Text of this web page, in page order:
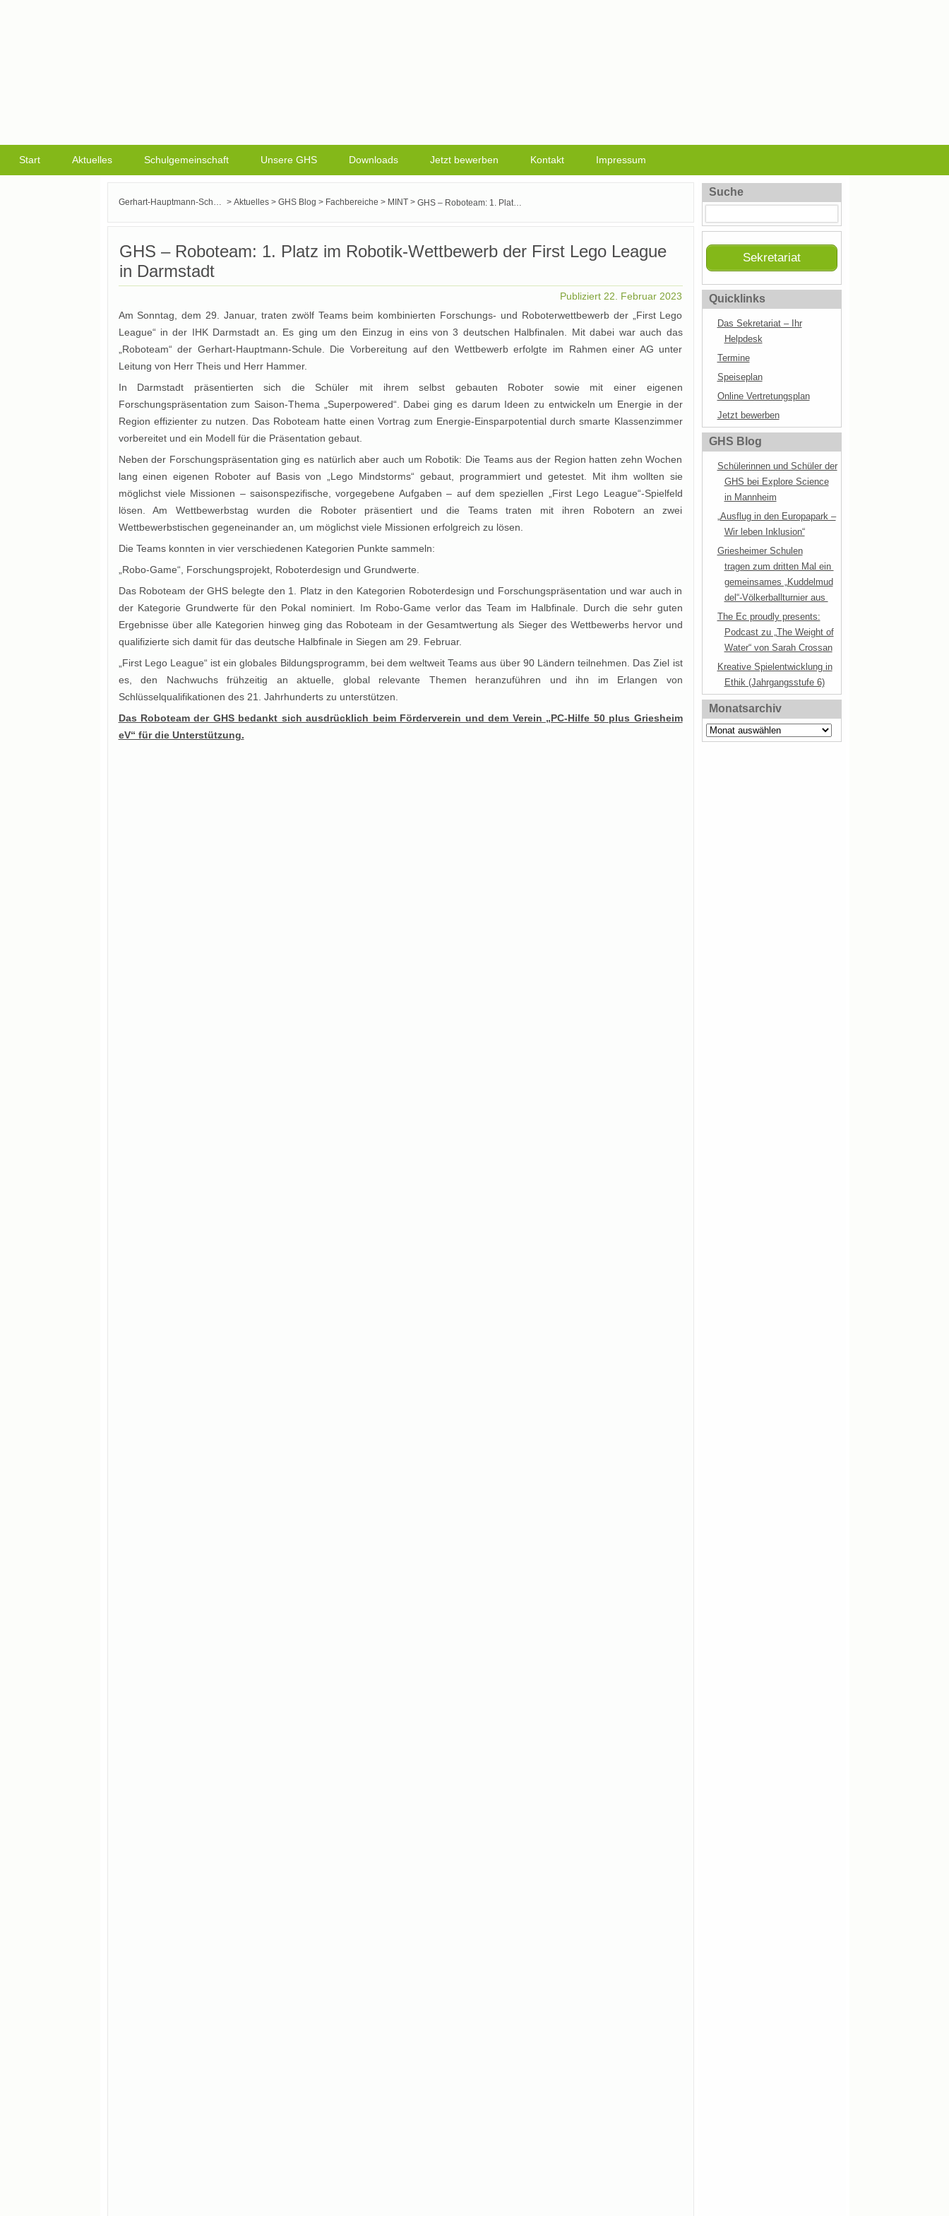
Start Aktuelles Schulgemeinschaft Unsere GHS Downloads Jetzt bewerben Kontakt Impressum
Gerhart-Hauptmann-Schule Griesheim > Aktuelles> GHS Blog > Fachbereiche > MINT> GHS – Roboteam: 1. Platz im Robotik-Wettbewerb der First Lego League in Darmstadt
GHS – Roboteam: 1. Platz im Robotik-Wettbewerb der First Lego League
in Darmstadt
Publiziert 22. Februar 2023
Am Sonntag, dem 29. Januar, traten zwölf Teams beim kombinierten Forschungs- und Roboterwettbewerb der „First Lego
League“ in der IHK Darmstadt an. Es ging um den Einzug in eins von 3 deutschen Halbfinalen. Mit dabei war auch das
„Roboteam“ der Gerhart-Hauptmann-Schule. Die Vorbereitung auf den Wettbewerb erfolgte im Rahmen einer AG unter
Leitung von Herr Theis und Herr Hammer.
In Darmstadt präsentierten sich die Schüler mit ihrem selbst gebauten Roboter sowie mit einer eigenen
Forschungspräsentation zum Saison-Thema „Superpowered“. Dabei ging es darum Ideen zu entwickeln um Energie in der
Region effizienter zu nutzen. Das Roboteam hatte einen Vortrag zum Energie-Einsparpotential durch smarte Klassenzimmer
vorbereitet und ein Modell für die Präsentation gebaut.
Neben der Forschungspräsentation ging es natürlich aber auch um Robotik: Die Teams aus der Region hatten zehn Wochen
lang einen eigenen Roboter auf Basis von „Lego Mindstorms“ gebaut, programmiert und getestet. Mit ihm wollten sie
möglichst viele Missionen – saisonspezifische, vorgegebene Aufgaben – auf dem speziellen „First Lego League“-Spielfeld
lösen. Am Wettbewerbstag wurden die Roboter präsentiert und die Teams traten mit ihren Robotern an zwei
Wettbewerbstischen gegeneinander an, um möglichst viele Missionen erfolgreich zu lösen.
Die Teams konnten in vier verschiedenen Kategorien Punkte sammeln:
„Robo-Game“, Forschungsprojekt, Roboterdesign und Grundwerte.
Das Roboteam der GHS belegte den 1. Platz in den Kategorien Roboterdesign und Forschungspräsentation und war auch in
der Kategorie Grundwerte für den Pokal nominiert. Im Robo-Game verlor das Team im Halbfinale. Durch die sehr guten
Ergebnisse über alle Kategorien hinweg ging das Roboteam in der Gesamtwertung als Sieger des Wettbewerbs hervor und
qualifizierte sich damit für das deutsche Halbfinale in Siegen am 29. Februar.
„First Lego League“ ist ein globales Bildungsprogramm, bei dem weltweit Teams aus über 90 Ländern teilnehmen. Das Ziel ist
es, den Nachwuchs frühzeitig an aktuelle, global relevante Themen heranzuführen und ihn im Erlangen von
Schlüsselqualifikationen des 21. Jahrhunderts zu unterstützen.
Das Roboteam der GHS bedankt sich ausdrücklich beim Förderverein und dem Verein „PC-Hilfe 50 plus Griesheim
eV“ für die Unterstützung.
Suche
Sekretariat
Quicklinks
Das Sekretariat – Ihr
Helpdesk
Termine
Speiseplan
Online Vertretungsplan
Jetzt bewerben
GHS Blog
Schülerinnen und Schüler der
GHS bei Explore Science
in Mannheim
„Ausflug in den Europapark –
Wir leben Inklusion“
Griesheimer Schulen
tragen zum dritten Mal ein
gemeinsames „Kuddelmud
del“-Völkerballturnier aus
The Ec proudly presents:
Podcast zu „The Weight of
Water“ von Sarah Crossan
Kreative Spielentwicklung in
Ethik (Jahrgangsstufe 6)
Monatsarchiv
Monatsarchiv